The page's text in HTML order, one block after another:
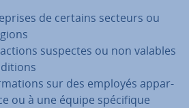
de certains secteurs ou
suspectes ou non valables
sur des employés ap­par­
ou à une équipe spé­ci­fique